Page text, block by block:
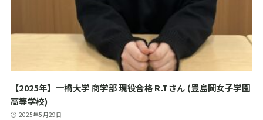
【2025年】一橋大学 商学部 現役合格 R.Tさん (豊島岡女子学園
高等学校)
2025年5月29日